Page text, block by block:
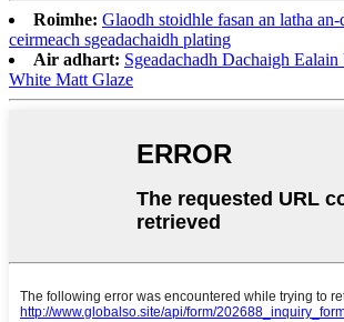
Roimhe: Glaodh stoidhle fasan an latha
ceirmeach sgeadachaidh plating
Air adhart: Sgeadachadh Dachaigh
White Matt Glaze